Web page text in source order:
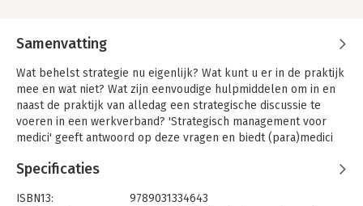
Samenvatting
Wat behelst strategie nu eigenlijk? Wat kunt u er in de praktijk
mee en wat niet? Wat zijn eenvoudige hulpmiddelen om in en
naast de praktijk van alledag een strategische discussie te
voeren in een werkverband? 'Strategisch management voor
medici' geeft antwoord op deze vragen en biedt (para)medici
kunnen leveren in strategische discussies.
Daarnaast geeft het aanwijzingen hoe zij hun managementteam
Specificaties
ISBN13:
9789031334643